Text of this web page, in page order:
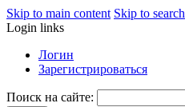
Skip to main content Skip to search
Login links
Логин
Зарегистрироваться
Поиск на сайте: